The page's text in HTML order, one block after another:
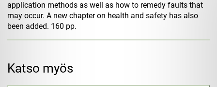
application methods as well as how to remedy faults that
may occur. A new chapter on health and safety has also
been added. 160 pp.
Katso myös